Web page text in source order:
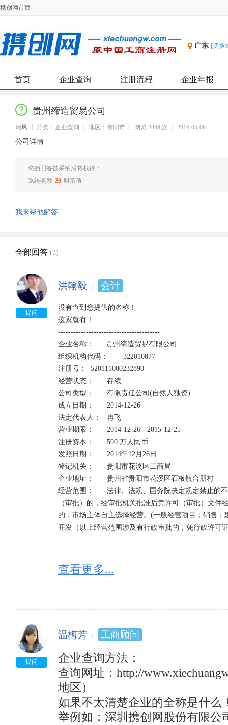
携创网首页
广东 [切换
首页 企业查询 注册流程 企业年报
贵州缔造贸易公司
清风 分类：企业查询 地区：贵阳市 浏览 2849 次 2016-05-06
公司详情
您的回答被采纳后将获得：
系统奖励 20 财富值
我来帮他解答
全部回答 (3)
提问
洪翰毅 会计
没有查到您提供的名称！
这家就有！
----------------------------------------
企业名称：      贵州缔造贸易有限公司
组织机构代码：	322010877
注册号：	520111000232890
经营状态：	存续
公司类型：	有限责任公司(自然人独资)
成立日期：	2014-12-26
法定代表人：	冉飞
营业期限：	2014-12-26 - 2015-12-25
注册资本：	500 万人民币
发照日期：	2014年12月26日
登记机关：	贵阳市花溪区工商局
企业地址：	贵州省贵阳市花溪区石板镇合朋村
经营范围：	法律、法规、国务院决定规定禁止的不得经营；法律、法规、国务院决定规定应当许可
（审批）的，经审批机关批准后凭许可（审批）文
的，市场主体自主选择经营。(一般经营项目；销售
开发（以上经营范围涉及有行政审批的，凭行政许可
查看更多...
提问
温梅芳 工商顾问
企业查询方法：
查询网址：http://
地区）
如果不太清楚企业的全称是什么
举例如：深圳携创网股份有限公